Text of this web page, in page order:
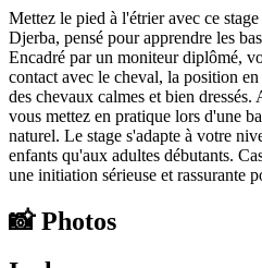
Mettez le pied à l'étrier avec ce
Djerba, pensé pour apprendre les
Encadré par un moniteur diplômé,
contact avec le cheval, la position
des chevaux calmes et bien dressés.
vous mettez en pratique lors d'une
naturel. Le stage s'adapte à votre
enfants qu'aux adultes débutants.
une initiation sérieuse et rassurante
📸Photos